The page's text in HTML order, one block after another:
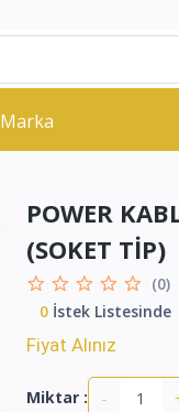
Marka
POWER
(SOKET TİP)
(0)
0İstek Listesinde
Fiyat Alınız
Miktar : -